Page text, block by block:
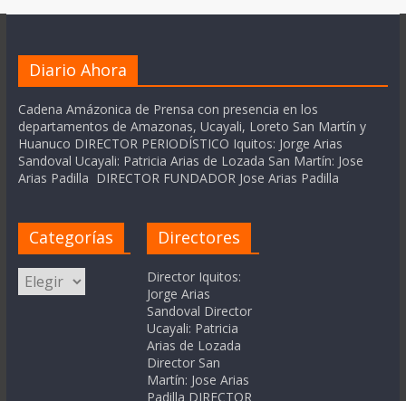
Diario Ahora
Cadena Amázonica de Prensa con presencia en los
departamentos de Amazonas, Ucayali, Loreto San Martín y
Huanuco DIRECTOR PERIODÍSTICO Iquitos: Jorge Arias
Sandoval Ucayali: Patricia Arias de Lozada San Martín: Jose
Arias Padilla DIRECTOR FUNDADOR Jose Arias Padilla
Categorías
Categorías
Directores
Director Iquitos:
Jorge Arias
Sandoval Director
Ucayali: Patricia
Arias de Lozada
Director San
Martín: Jose Arias
Padilla DIRECTOR